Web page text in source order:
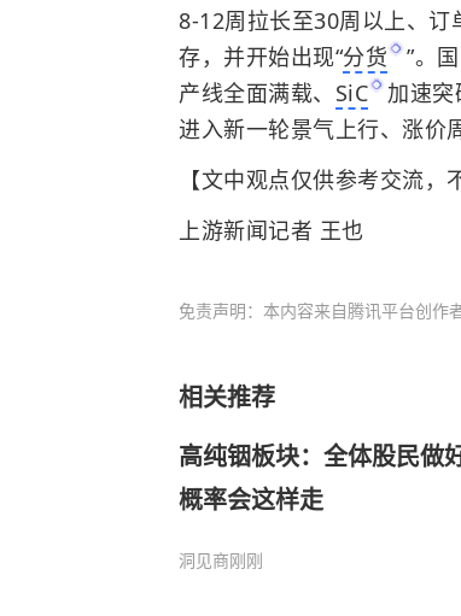
8-12周拉长至30周以上、订
存，并开始出现“分货 ”。
产线全面满载、 SiC
加速
进入新一轮景气上行、涨价
【文中观点仅供参考交流
上游新闻记者 王也
免责声明：本内容来自腾讯平台创作
相关推荐
高纯铟板块：全体股民做
概率会这样走
洞见商刚刚